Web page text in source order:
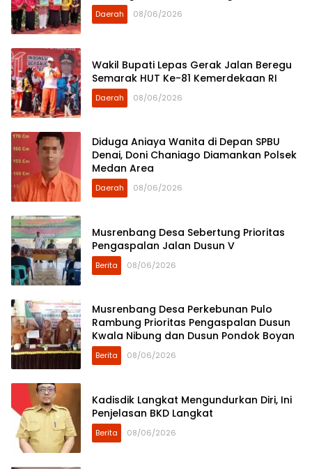
Daerah 08/06/2026
Wakil Bupati Lepas Gerak Jalan Beregu
Semarak HUT Ke-81 Kemerdekaan RI
Daerah 08/06/2026
Diduga Aniaya Wanita di Depan SPBU
Denai, Doni Chaniago Diamankan Polsek
Medan Area
Daerah 08/06/2026
Musrenbang Desa Sebertung Prioritas
Pengaspalan Jalan Dusun V
Berita 08/06/2026
Musrenbang Desa Perkebunan Pulo
Rambung Prioritas Pengaspalan Dusun
Kwala Nibung dan Dusun Pondok Boyan
Berita 08/06/2026
Kadisdik Langkat Mengundurkan Diri, Ini
Penjelasan BKD Langkat
Berita 08/06/2026